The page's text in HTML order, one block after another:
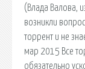
(Влада Валова,
возникли
торрент и не
мар 2015 Все
обязательно